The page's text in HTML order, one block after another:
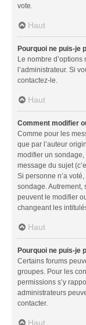
vote.
Haut
Pourquoi ne puis-je
Le nombre
l’administrateur. Si
contactez-le.
Haut
Comment modifier
Comme pour les
que par l’auteur
modifier un
message du sujet
Si personne n’a
sondage. Autrement,
peuvent le modifier
changeant les
Haut
Pourquoi ne puis-je
Certains forums
groupes. Pour les
permissions s’y
administrateurs
contacter.
Haut